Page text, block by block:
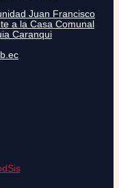
Juan Francisco
a la Casa Comunal
Caranqui